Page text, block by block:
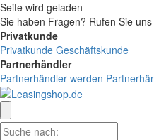
Seite wird geladen
Sie haben Fragen? Rufen Sie
Privatkunde
Privatkunde Geschäftskunde
Partnerhändler
Partnerhändler werden